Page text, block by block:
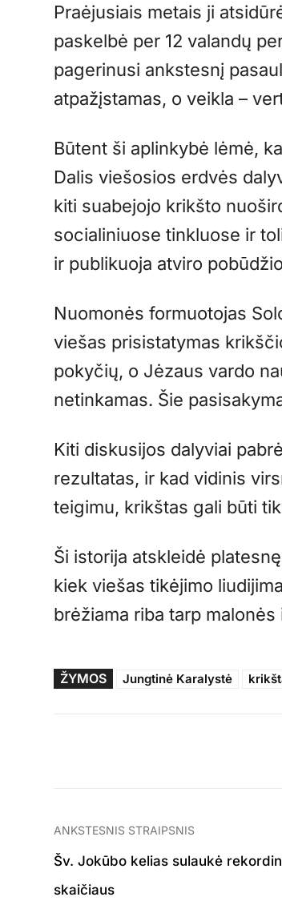
Praėjusiais metais ji
paskelbė per 12 valandų
pagerinusi ankstesnį
atpažįstamas, o veikla –
Būtent ši aplinkybė lėmė,
Dalis viešosios erdvės
kiti suabejojo krikšto
socialiniuose tinkluose ir
ir publikuoja atviro
Nuomonės formuotojas
viešas prisistatymas
pokyčių, o Jėzaus vardo
netinkamas. Šie
Kiti diskusijos dalyviai
rezultatas, ir kad vidinis
teigimu, krikštas gali būti
Ši istorija atskleidė
kiek viešas tikėjimo
brėžiama riba tarp
ŽYMOS Jungtinė Karalystė
ANKSTESNIS STRAIPSNIS
Šv. Jokūbo kelias sulaukė
skaičiaus